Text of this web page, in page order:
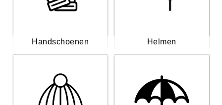
Handschoenen Helmen